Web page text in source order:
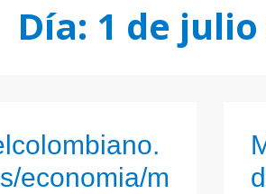
Día: 1 de julio
economia/m